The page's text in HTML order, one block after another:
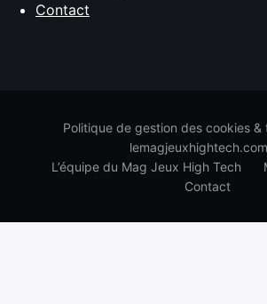
Contact
Politique de gestion des cookies &
lemagjeuxhightech.com
L’équipe du Mag Jeux High Tech
Contact